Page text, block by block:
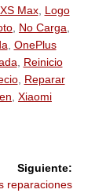
Max, Logo
No Carga
OnePlus
Reinicio
, Reparar
Xiaomi
Siguiente:
reparaciones